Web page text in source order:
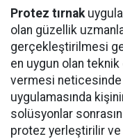
Protez tırnak
olan güzellik
gerçekleştirilmesi
en uygun olan teknik
vermesi neticesinde
uygulamasında
solüsyonlar
protez yerleştirilir